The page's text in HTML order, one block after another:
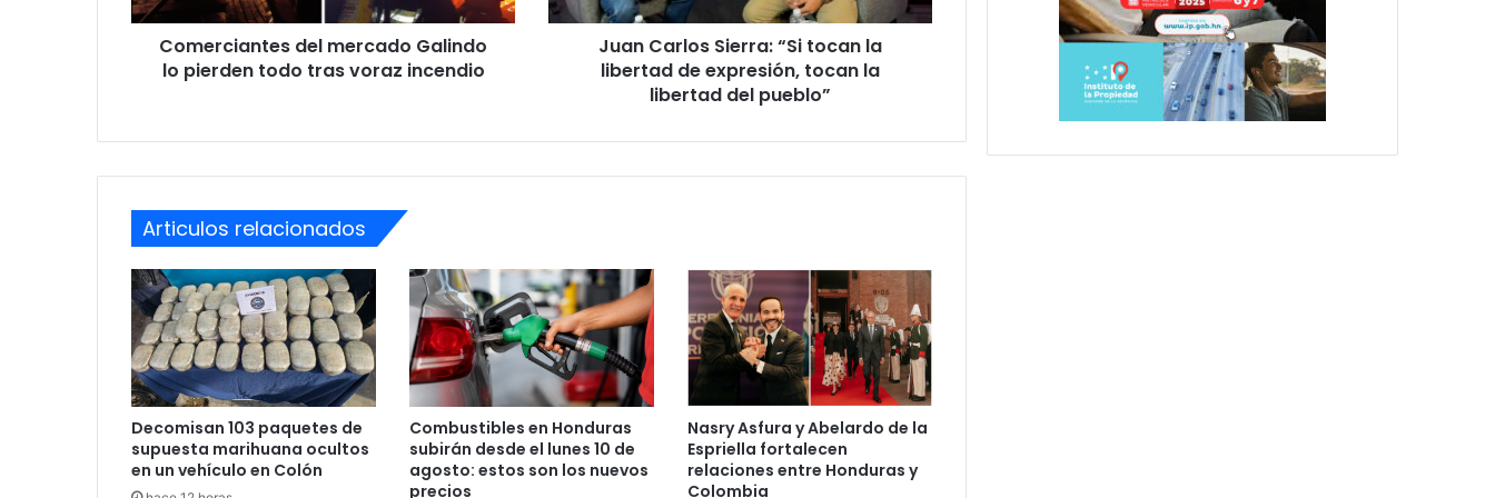
voraz
incendio
Comerciantes del mercado Galindo
lo pierden todo tras voraz incendio
expresión,
Juan Carlos Sierra: “Si tocan la
libertad de expresión, tocan la
libertad del pueblo”
Articulos relacionados
Decomisan 103 paquetes de
supuesta marihuana ocultos
en un vehículo en Colón
Combustibles en Honduras
subirán desde el lunes 10 de
agosto: estos son los nuevos
precios
Nasry Asfura y Abelardo de la
Espriella fortalecen
relaciones entre Honduras y
Colombia